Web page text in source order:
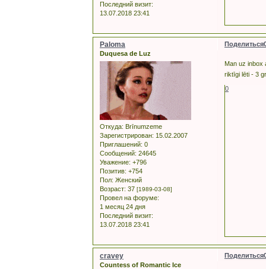
Последний визит:
13.07.2018 23:41
Поделиться
Paloma
Duquesa de Luz
Откуда: Brīnumzeme
Зарегистрирован: 15.02.2007
Приглашений: 0
Сообщений: 24645
Уважение: +796
Позитив: +754
Пол: Женский
Возраст: 37 [1989-03-08]
Провел на форуме:
1 месяц 24 дня
Последний визит:
13.07.2018 23:41
Man uz inbox
riktīgi lēti - 3
0
Поделиться
cravey
Countess of Romantic Ice